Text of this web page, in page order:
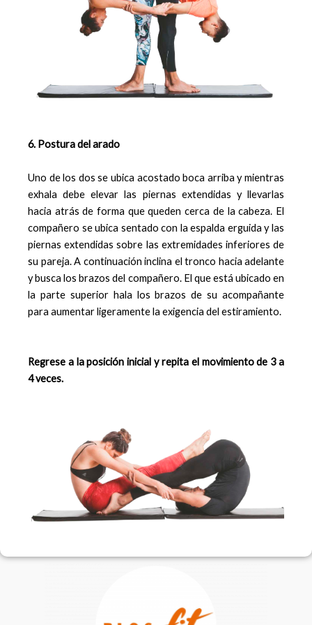
6. Postura del arado
Uno de los dos se ubica acostado boca arriba y mientras
exhala debe elevar las piernas extendidas y llevarlas
hacia atrás de forma que queden cerca de la cabeza. El
compañero se ubica sentado con la espalda erguida y las
piernas extendidas sobre las extremidades inferiores de
su pareja. A continuación inclina el tronco hacia adelante
y busca los brazos del compañero. El que está ubicado en
la parte superior hala los brazos de su acompañante
para aumentar ligeramente la exigencia del estiramiento.
Regrese a la posición inicial y repita el movimiento de 3 a
4 veces.
g